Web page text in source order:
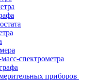
спектрометра
приборов